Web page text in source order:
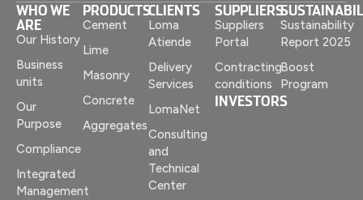
WHO WE
ARE
Our History
Business
units
Our
Purpose
Compliance
Integrated
Management
PRODUCTS
Cement
Lime
Masonry
Concrete
Aggregates
CLIENTS
Loma
Atiende
Delivery
Services
LomaNet
Consulting
and
Technical
Center
SUPPLIERS
Suppliers
Portal
Contracting
conditions
INVESTORS
Sustainability
Report 2025
Boost
Program